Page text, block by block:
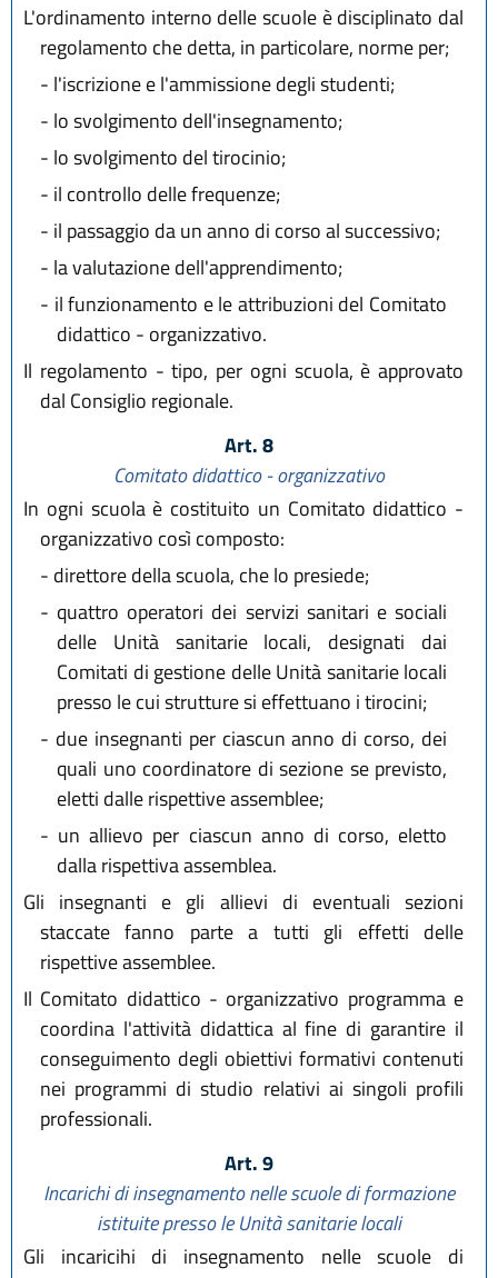
L'ordinamento interno delle scuole è disciplinato dal
regolamento che detta, in particolare, norme per;
- l'iscrizione e l'ammissione degli studenti;
- lo svolgimento dell'insegnamento;
- lo svolgimento del tirocinio;
- il controllo delle frequenze;
- il passaggio da un anno di corso al successivo;
- la valutazione dell'apprendimento;
- il funzionamento e le attribuzioni del Comitato
didattico - organizzativo.
Il regolamento - tipo, per ogni scuola, è approvato
dal Consiglio regionale.
Art. 8
Comitato didattico - organizzativo
In ogni scuola è costituito un Comitato didattico -
organizzativo così composto:
- direttore della scuola, che lo presiede;
- quattro operatori dei servizi sanitari e sociali
delle Unità sanitarie locali, designati dai
Comitati di gestione delle Unità sanitarie locali
presso le cui strutture si effettuano i tirocini;
- due insegnanti per ciascun anno di corso, dei
quali uno coordinatore di sezione se previsto,
eletti dalle rispettive assemblee;
- un allievo per ciascun anno di corso, eletto
dalla rispettiva assemblea.
Gli insegnanti e gli allievi di eventuali sezioni
staccate fanno parte a tutti gli effetti delle
rispettive assemblee.
Il Comitato didattico - organizzativo programma e
coordina l'attività didattica al fine di garantire il
conseguimento degli obiettivi formativi contenuti
nei programmi di studio relativi ai singoli profili
professionali.
Art. 9
Incarichi di insegnamento nelle scuole di formazione
istituite presso le Unità sanitarie locali
Gli incaricihi di insegnamento nelle scuole di